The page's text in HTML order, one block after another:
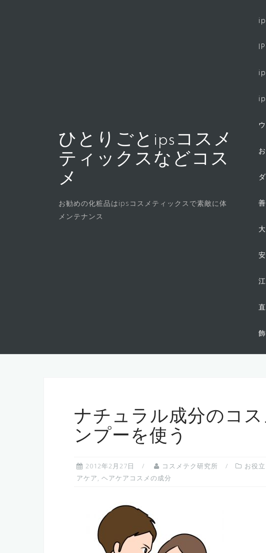
ひとりごとipsコスメ
ティックスなどコス
メ
お勧めの化粧品はipsコスメティックスで素敵に体
メンテナンス
ナチュラル成分のコ
ンプーを使う
2012年2月27日 コスメテク研究所 お役
アケア, ヘアケアコスメの成分